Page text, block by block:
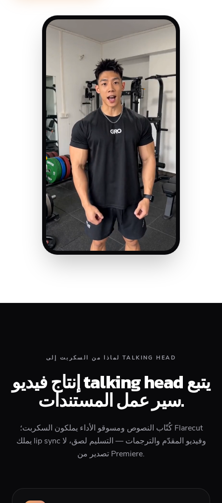
لماذا من السكربت إلى TALKING HEAD
إنتاج فيديو talking head يتبع
سير عمل المستندات.
كُتّاب النصوص ومسوقو الأداء يملكون السكربت؛ Flarecut
يملك lip sync وفيديو المقدّم والترجمات — التسليم لصق، لا
تصدير من Premiere.